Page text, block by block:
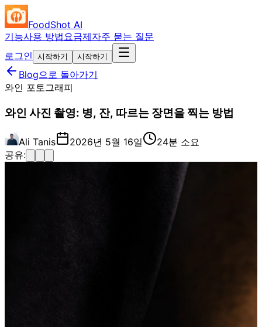
FoodShot AI
기능사용 방법요금제자주 묻는 질문
로그인
시작하기 시작하기
Blog으로 돌아가기
와인 포토그래피
와인 사진 촬영: 병, 잔, 따르는 장면을 찍는 방법
Ali Tanis 2026년 5월 16일
24분 소요
공유: